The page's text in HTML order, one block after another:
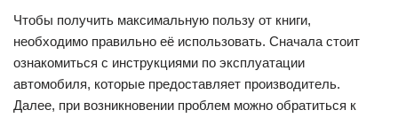
Чтобы получить максимальную пользу от книги,
необходимо правильно её использовать. Сначала стоит
ознакомиться с инструкциями по эксплуатации
автомобиля, которые предоставляет производитель.
Далее, при возникновении проблем можно обратиться к